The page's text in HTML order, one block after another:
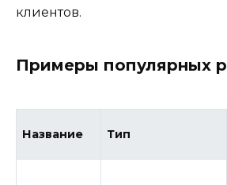
клиентов.
Примеры популярных
Название Тип